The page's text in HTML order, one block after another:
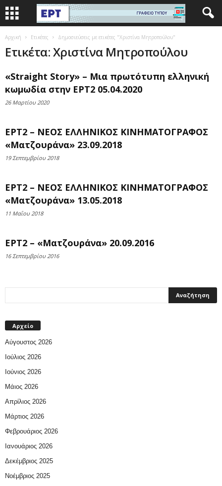
Αρχική Ετικέτες Δημοσιεύσεις με ετικέτες "Χριστίνα Μητροπούλου"
Ετικέτα: Χριστίνα Μητροπούλου
«Straight Story» – Μια πρωτότυπη ελληνική
κωμωδία στην ΕΡΤ2 05.04.2020
26 Μαρτίου 2020
ΕΡΤ2 – ΝΕΟΣ ΕΛΛΗΝΙΚΟΣ ΚΙΝΗΜΑΤΟΓΡΑΦΟΣ
«Ματζουράνα» 23.09.2018
19 Σεπτεμβρίου 2018
ΕΡΤ2 – ΝΕΟΣ ΕΛΛΗΝΙΚΟΣ ΚΙΝΗΜΑΤΟΓΡΑΦΟΣ
«Ματζουράνα» 13.05.2018
11 Μαΐου 2018
ΕΡΤ2 – «Ματζουράνα» 20.09.2016
16 Σεπτεμβρίου 2016
Αρχείο
Αύγουστος 2026
Ιούλιος 2026
Ιούνιος 2026
Μάιος 2026
Απρίλιος 2026
Μάρτιος 2026
Φεβρουάριος 2026
Ιανουάριος 2026
Δεκέμβριος 2025
Νοέμβριος 2025